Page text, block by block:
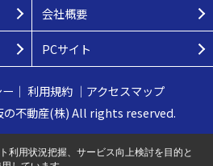
会社概要
PCサイト
｜ 利用規約｜ アクセスマップ
不動産(株) All rights reserved.
利用状況把握、サービス向上検討を目的と